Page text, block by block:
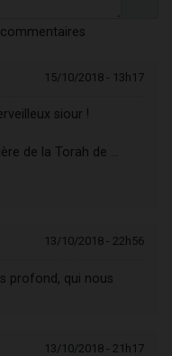
15/10/2018 - 13h17
siour !
de la Torah de …
13/10/2018 - 22h56
profond, qui nous
13/10/2018 - 21h17